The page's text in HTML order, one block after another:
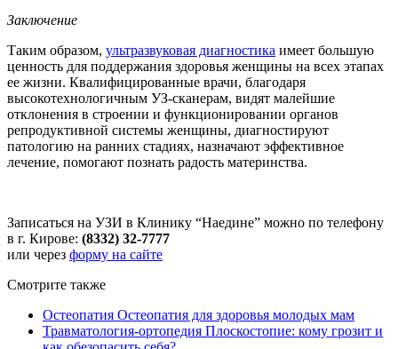
Заключение
Таким образом, ультразвуковая диагностика имеет большую
ценность для поддержания здоровья женщины на всех этапах
ее жизни. Квалифицированные врачи, благодаря
высокотехнологичным УЗ-сканерам, видят малейшие
отклонения в строении и функционировании органов
репродуктивной системы женщины, диагностируют
патологию на ранних стадиях, назначают эффективное
лечение, помогают познать радость материнства.
Записаться на УЗИ в Клинику “Наедине” можно по телефону
в г. Кирове: (8332) 32-7777
или через форму на сайте
Смотрите также
Остеопатия Остеопатия для здоровья молодых мам
Травматология-ортопедия Плоскостопие: кому грозит и